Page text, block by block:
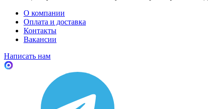
О компании
Оплата и доставка
Контакты
Вакансии
Написать нам